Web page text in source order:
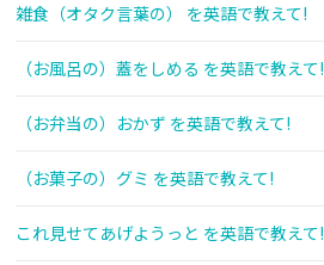
雑食（オタク言葉の） を英語で教えて!
（お風呂の）蓋をしめる を英語で教えて!
（お弁当の）おかず を英語で教えて!
（お菓子の）グミ を英語で教えて!
これ見せてあげようっと を英語で教えて!